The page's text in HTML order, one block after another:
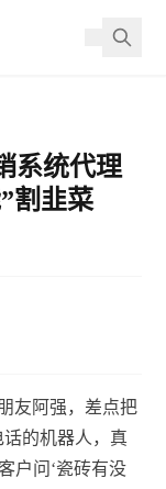
系统代理
割韭菜
友阿强，差点把
的机器人，真
户问‘瓷砖有没